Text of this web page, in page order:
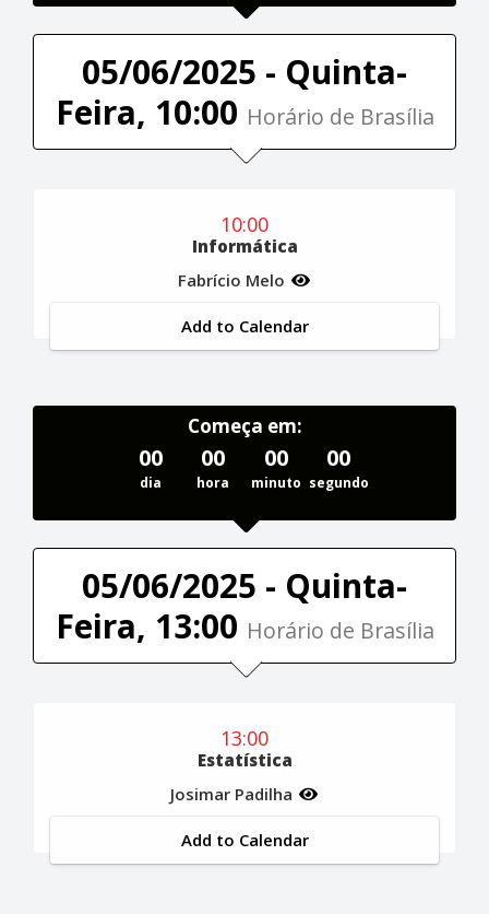
05/06/2025 - Quinta-
Feira, 10:00 Horário de Brasília
10:00
Informática
Fabrício Melo
Add to Calendar
Começa em:
00
dia
00
hora
00
minuto
00
segundo
05/06/2025 - Quinta-
Feira, 13:00 Horário de Brasília
13:00
Estatística
Josimar Padilha
Add to Calendar